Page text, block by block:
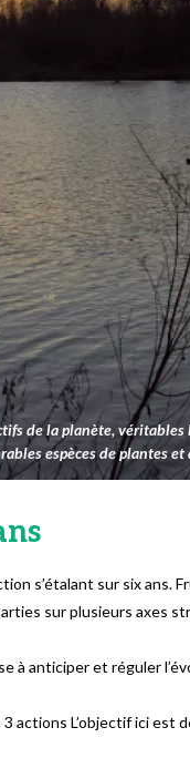
de la planète,
espèces de plantes et
s’étalant sur six ans.
sur plusieurs axes
à anticiper et réguler
3 actions L’objectif ici est